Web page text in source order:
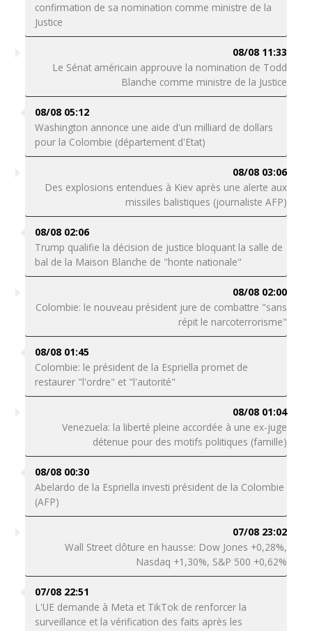
confirmation de sa nomination comme ministre de la
Justice
08/08 11:33
Le Sénat américain approuve la nomination de Todd
Blanche comme ministre de la Justice
08/08 05:12
Washington annonce une aide d'un milliard de dollars
pour la Colombie (département d'Etat)
08/08 03:06
Des explosions entendues à Kiev après une alerte aux
missiles balistiques (journaliste AFP)
08/08 02:06
Trump qualifie la décision de justice bloquant la salle de
bal de la Maison Blanche de "honte nationale"
08/08 02:00
Colombie: le nouveau président jure de combattre "sans
répit le narcoterrorisme"
08/08 01:45
Colombie: le président de la Espriella promet de
restaurer "l'ordre" et "l'autorité"
08/08 01:04
Venezuela: la liberté pleine accordée à une ex-juge
détenue pour des motifs politiques (famille)
08/08 00:30
Abelardo de la Espriella investi président de la Colombie
(AFP)
07/08 23:02
Wall Street clôture en hausse: Dow Jones +0,28%,
Nasdaq +1,30%, S&P 500 +0,62%
07/08 22:51
L'UE demande à Meta et TikTok de renforcer la
surveillance et la vérification des faits après les